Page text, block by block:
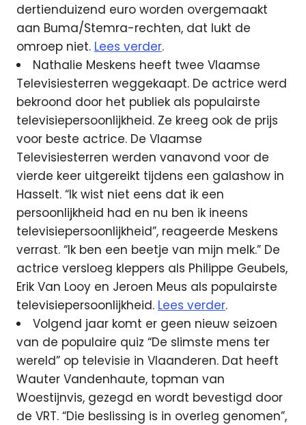
dertienduizend euro worden overgemaakt
aan Buma/Stemra-rechten, dat lukt de
omroep niet. Lees verder.
Nathalie Meskens heeft twee Vlaamse
Televisiesterren weggekaapt. De actrice werd
bekroond door het publiek als populairste
televisiepersoonlijkheid. Ze kreeg ook de prijs
voor beste actrice. De Vlaamse
Televisiesterren werden vanavond voor de
vierde keer uitgereikt tijdens een galashow in
Hasselt. “Ik wist niet eens dat ik een
persoonlijkheid had en nu ben ik ineens
televisiepersoonlijkheid”, reageerde Meskens
verrast. “Ik ben een beetje van mijn melk.” De
actrice versloeg kleppers als Philippe Geubels,
Erik Van Looy en Jeroen Meus als populairste
televisiepersoonlijkheid. Lees verder.
Volgend jaar komt er geen nieuw seizoen
van de populaire quiz “De slimste mens ter
wereld” op televisie in Vlaanderen. Dat heeft
Wauter Vandenhaute, topman van
Woestijnvis, gezegd en wordt bevestigd door
de VRT. “Die beslissing is in overleg genomen”,